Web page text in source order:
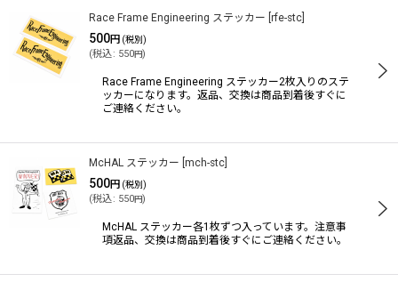
Race Frame Engineering ステッカー rfe-stc
500円 (税別)
(税込: 550円)
Race Frame Engineering ステッカー2枚入りのステ
ッカーになります。返品、交換は商品到着後すぐに
ご連絡ください。
McHAL ステッカー mch-stc
500円 (税別)
(税込: 550円)
McHAL ステッカー各1枚ずつ入っています。注意事
項返品、交換は商品到着後すぐにご連絡ください。